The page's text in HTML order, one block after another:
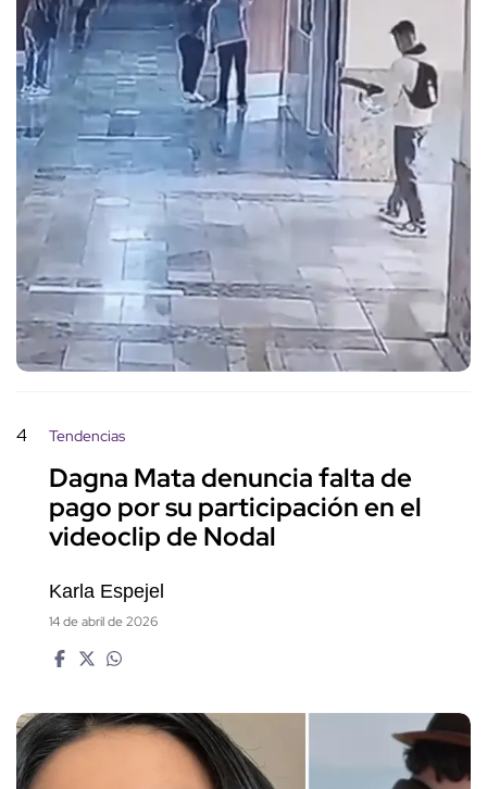
4 Tendencias
Dagna Mata denuncia falta de
pago por su participación en el
videoclip de Nodal
Karla Espejel
14 de abril de 2026